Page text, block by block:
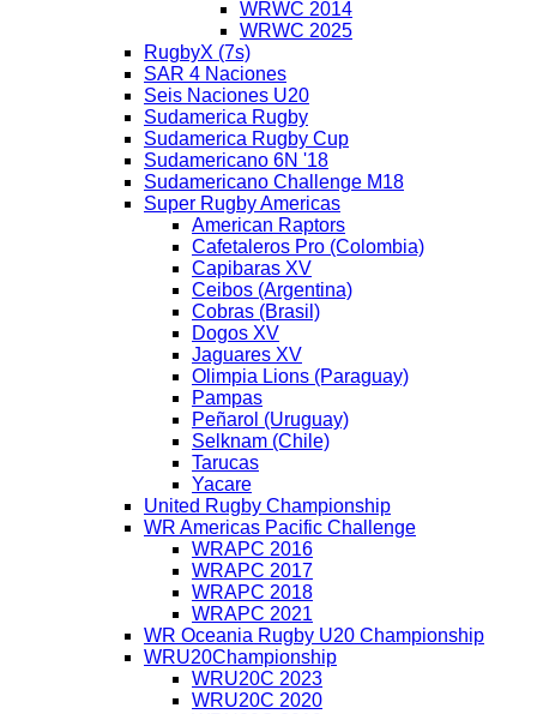
WRWC 2014
WRWC 2025
RugbyX (7s)
SAR 4 Naciones
Seis Naciones U20
Sudamerica Rugby
Sudamerica Rugby Cup
Sudamericano 6N '18
Sudamericano Challenge M18
Super Rugby Americas
American Raptors
Cafetaleros Pro (Colombia)
Capibaras XV
Ceibos (Argentina)
Cobras (Brasil)
Dogos XV
Jaguares XV
Olimpia Lions (Paraguay)
Pampas
Peñarol (Uruguay)
Selknam (Chile)
Tarucas
Yacare
United Rugby Championship
WR Americas Pacific Challenge
WRAPC 2016
WRAPC 2017
WRAPC 2018
WRAPC 2021
WR Oceania Rugby U20 Championship
WRU20Championship
WRU20C 2023
WRU20C 2020